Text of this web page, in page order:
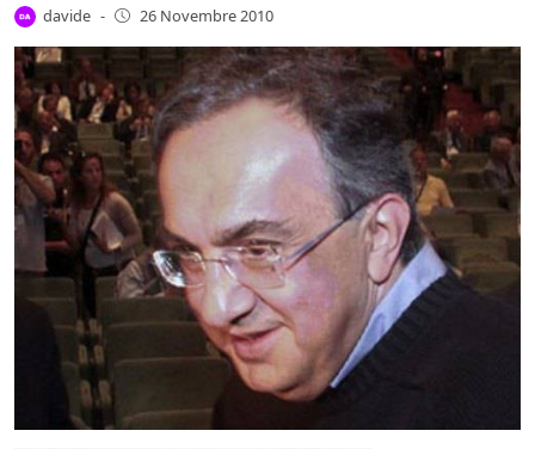
davide - 26 Novembre 2010